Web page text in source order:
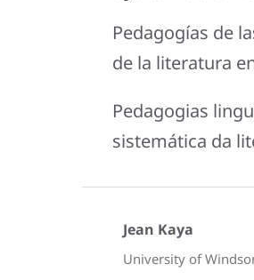
Pedagogías de
de la literatura
Pedagogias
sistemática da
Jean Kaya
University of